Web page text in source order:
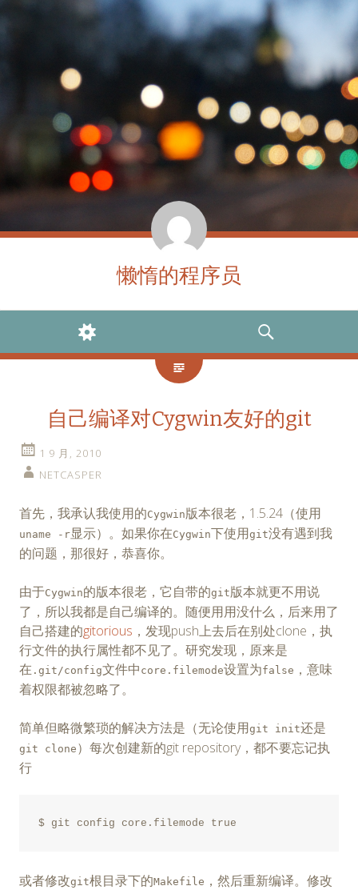
懒惰的程序员
WIDGETS
SEARCH
自己编译对Cygwin友好的git
1 9 月, 2010
NETCASPER
首先，我承认我使用的Cygwin版本很老，1.5.24（使用
uname -r显示）。如果你在Cygwin下使用git没有遇到我
的问题，那很好，恭喜你。
由于Cygwin的版本很老，它自带的git版本就更不用说
了，所以我都是自己编译的。随便用用没什么，后来用了
自己搭建的gitorious ，发现push上去后在别处clone，执
行文件的执行属性都不见了。研究发现，原来是
在 .git/config文件中 core.filemode设置为false ，意味
着权限都被忽略了。
简单但略微繁琐的解决方法是（无论使用git init还是
git clone ）每次创建新的git repository，都不要忘记执
行
$ git config core.filemode true
或者修改git根目录下的Makefile ，然后重新编译。修改